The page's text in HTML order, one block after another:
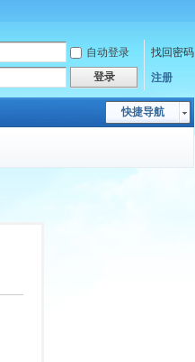
自动登录
找回密码
登录 注册
快捷导航